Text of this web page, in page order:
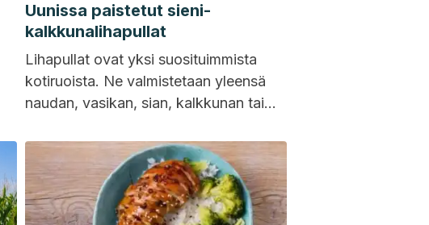
Uunissa paistetut sieni-
kalkkunalihapullat
Lihapullat ovat yksi suosituimmista
kotiruoista. Ne valmistetaan yleensä
naudan, vasikan, sian, kalkkunan tai
niitä. On olemassa myös...